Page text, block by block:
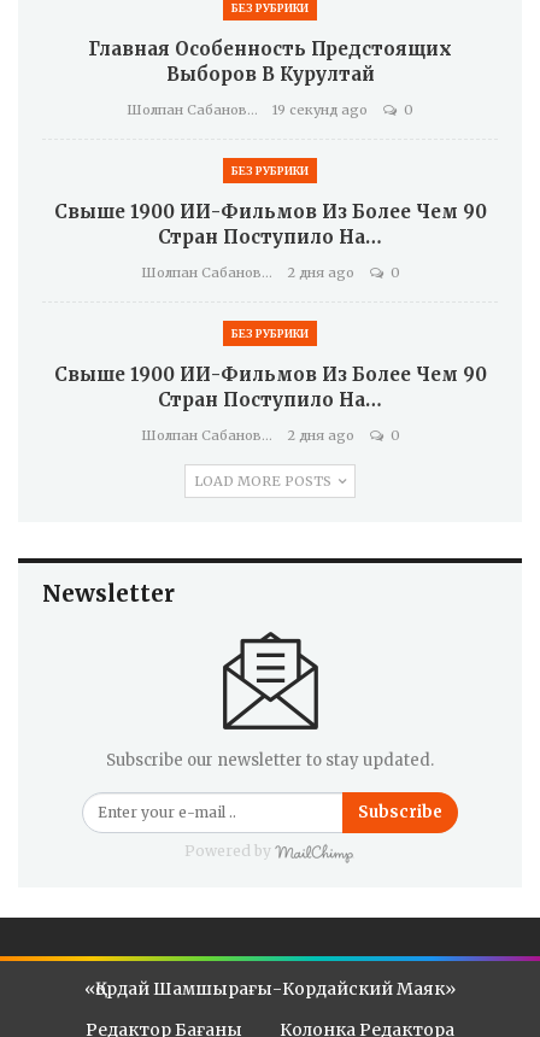
БЕЗ РУБРИКИ
Главная Особенность Предстоящих
Выборов В Курултай
Шолпан Сабанова 19 секунд ago 0
БЕЗ РУБРИКИ
Свыше 1900 ИИ-Фильмов Из Более Чем 90
Стран Поступило На…
Шолпан Сабанова 2 дня ago 0
БЕЗ РУБРИКИ
Свыше 1900 ИИ-Фильмов Из Более Чем 90
Стран Поступило На…
Шолпан Сабанова 2 дня ago 0
LOAD MORE POSTS
Newsletter
Subscribe our newsletter to stay updated.
Subscribe
Powered by
«Қордай Шамшырағы-Кордайский Маяк»
Редактор Бағаны
Колонка Редактора